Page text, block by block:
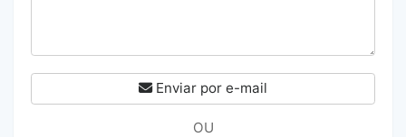
Enviar por e-mail
OU